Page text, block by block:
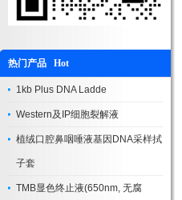
热门产品 Hot
1kb Plus DNA Ladde
Western及IP细胞裂解液
植绒口腔鼻咽唾液基因DNA采样拭
子套
TMB显色终止液(650nm, 无腐